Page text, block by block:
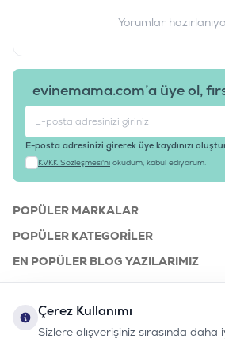
Yorumlar
evinemama.com’a üye ol,
E-posta adresinizi girerek üye kaydınızı
KVKK Sözleşmesi'ni okudum, kabul ediyorum.
POPÜLER MARKALAR
POPÜLER KATEGORILER
EN POPÜLER BLOG YAZILARIMIZ
KURUMSAL
Çerez Kullanımı
Sizlere alışverişiniz sırasında